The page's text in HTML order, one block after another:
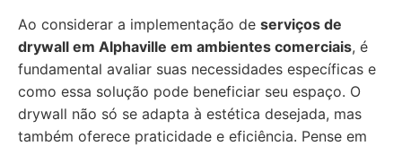
Ao considerar a implementação de serviços de
drywall em Alphaville em ambientes comerciais, é
fundamental avaliar suas necessidades específicas e
como essa solução pode beneficiar seu espaço. O
drywall não só se adapta à estética desejada, mas
também oferece praticidade e eficiência. Pense em